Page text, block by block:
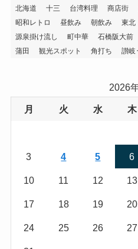
北海道
十三 台湾料理 商店街
昭和レトロ
昼飲み 朝飲み 東北
源泉掛け流し
町中華 石橋阪大前
蒲田
観光スポット 角打ち 讃岐
2026
月 火 水 木
3 4 5 6
10 11 12 13
17 18 19 20
24 25 26 27